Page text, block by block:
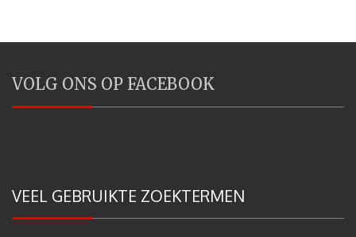
VOLG ONS OP FACEBOOK
VEEL GEBRUIKTE ZOEKTERMEN